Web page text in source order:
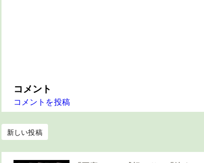
コメント
コメントを投稿
新しい投稿